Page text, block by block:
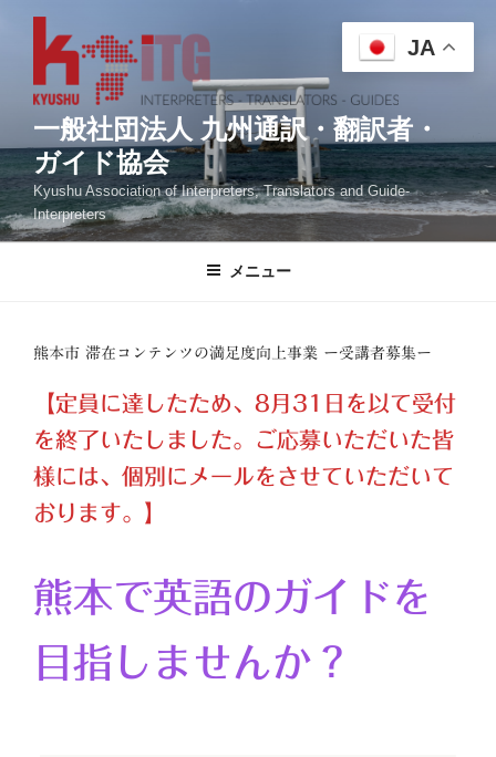
へ
ス
キ
ッ
一般社団法人 九州通訳・翻訳者・
ガイド協会
Kyushu Association of Interpreters, Translators and Guide-
Interpreters
メニュー
熊本市 滞在コンテンツの満足度向上事業 ー受講者募集ー
【定員に達したため、8月31日を以て受付
を終了いたしました。ご応募いただいた皆
様には、個別にメールをさせていただいて
おります。】
熊本で英語のガイドを
目指しませんか？
JA